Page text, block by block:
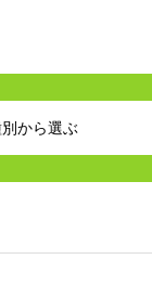
から選ぶ